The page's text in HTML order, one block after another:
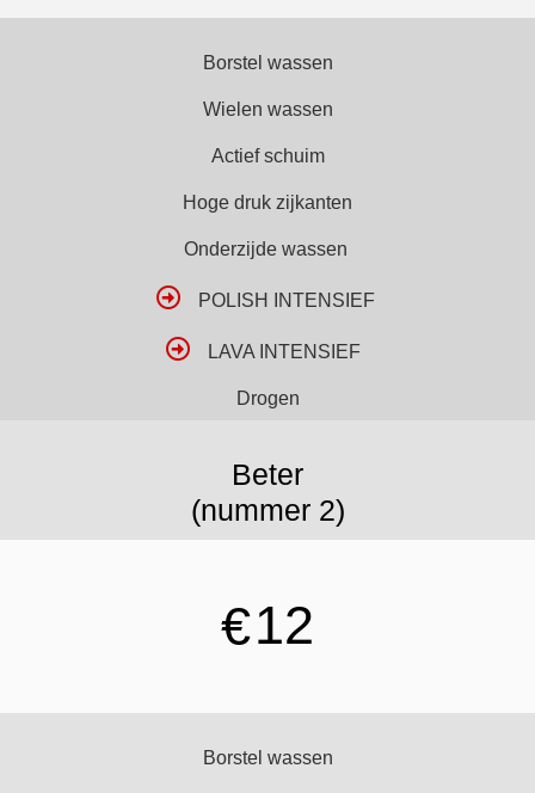
Borstel wassen
Wielen wassen
Actief schuim
Hoge druk zijkanten
Onderzijde wassen
POLISH INTENSIEF
LAVA INTENSIEF
Drogen
Beter
(nummer 2)
€12
Borstel wassen